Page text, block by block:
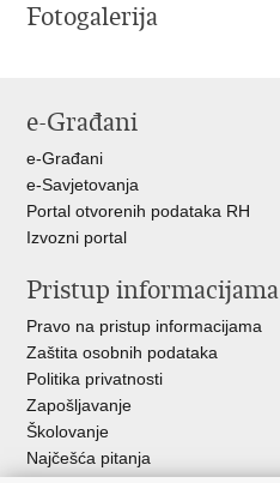
Fotogalerija
e-Građani
e-Građani
e-Savjetovanja
Portal otvorenih podataka RH
Izvozni portal
Pristup informacijama
Pravo na pristup informacijama
Zaštita osobnih podataka
Politika privatnosti
Zapošljavanje
Školovanje
Najčešća pitanja